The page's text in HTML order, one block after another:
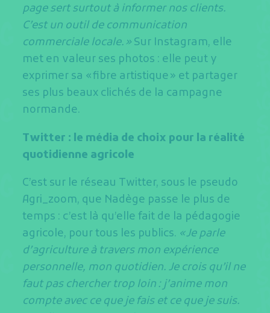
page sert surtout à informer nos clients.
C’est un outil de communication
commerciale locale. »Sur Instagram, elle
met en valeur ses photos : elle peut y
exprimer sa « fibre artistique » et partager
ses plus beaux clichés de la campagne
normande.
Twitter : le média de choix pour la réalité
quotidienne agricole
C’est sur le réseau Twitter, sous le pseudo
Agri_zoom, que Nadège passe le plus de
temps : c’est là qu’elle fait de la pédagogie
agricole, pour tous les publics. « Je parle
d’agriculture à travers mon expérience
personnelle, mon quotidien. Je crois qu’il ne
faut pas chercher trop loin : j’anime mon
compte avec ce que je fais et ce que je suis.